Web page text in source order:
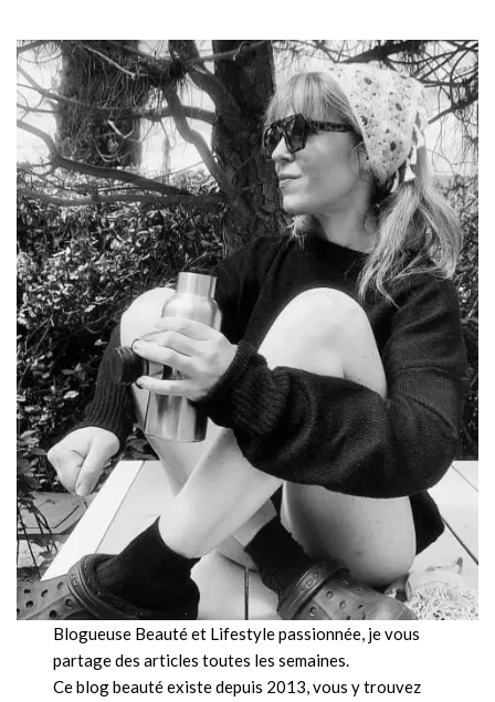
Blogueuse Beauté et Lifestyle passionnée, je vous
partage des articles toutes les semaines.
Ce blog beauté existe depuis 2013, vous y trouvez